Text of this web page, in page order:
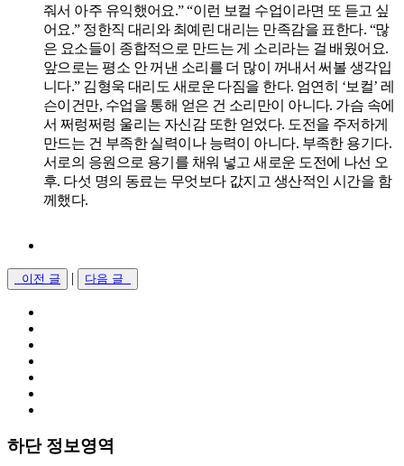
줘서 아주 유익했어요.” “이런 보컬 수업이라면 또 듣고 싶
어요.” 정한직 대리와 최예린 대리는 만족감을 표한다. “많
은 요소들이 종합적으로 만드는 게 소리라는 걸 배웠어요.
앞으로는 평소 안 꺼낸 소리를 더 많이 꺼내서 써볼 생각입
니다.” 김형욱 대리도 새로운 다짐을 한다. 엄연히 ‘보컬’ 레
슨이건만, 수업을 통해 얻은 건 소리만이 아니다. 가슴 속에
서 쩌렁쩌렁 울리는 자신감 또한 얻었다. 도전을 주저하게
만드는 건 부족한 실력이나 능력이 아니다. 부족한 용기다.
서로의 응원으로 용기를 채워 넣고 새로운 도전에 나선 오
후. 다섯 명의 동료는 무엇보다 값지고 생산적인 시간을 함
께했다.
이전 글 | 다음 글
하단 정보영역